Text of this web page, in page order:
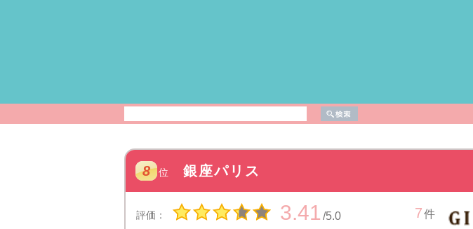
8 位 銀座パリス
評価： 3.41 /5.0 7件